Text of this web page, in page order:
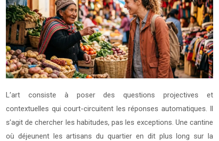
L’art consiste à poser des questions projectives et
contextuelles qui court-circuitent les réponses automatiques. Il
s’agit de chercher les habitudes, pas les exceptions. Une cantine
où déjeunent les artisans du quartier en dit plus long sur la